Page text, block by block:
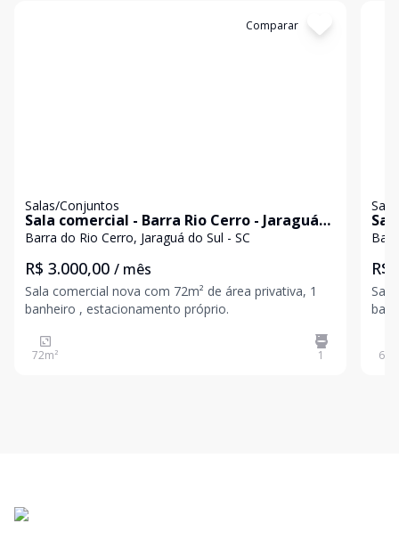
Comparar
Salas/Conjuntos
Sala comercial - Barra Rio Cerro - Jaraguá
do Sul /SC
Barra do Rio Cerro, Jaraguá do Sul - SC
R$ 3.000,00 / mês
Sala comercial nova com 72m² de área privativa, 1
banheiro , estacionamento próprio.
72m² 1
do
R$
67